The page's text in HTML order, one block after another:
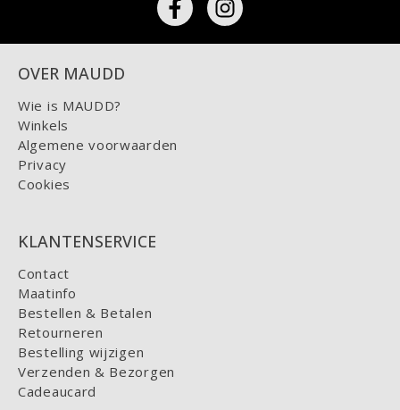
OVER MAUDD
Wie is MAUDD?
Winkels
Algemene voorwaarden
Privacy
Cookies
KLANTENSERVICE
Contact
Maatinfo
Bestellen & Betalen
Retourneren
Bestelling wijzigen
Verzenden & Bezorgen
Cadeaucard